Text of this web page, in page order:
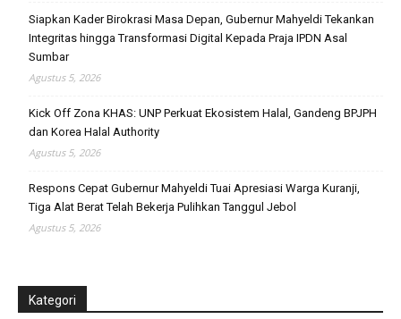
Siapkan Kader Birokrasi Masa Depan, Gubernur Mahyeldi Tekankan
Integritas hingga Transformasi Digital Kepada Praja IPDN Asal
Sumbar
Agustus 5, 2026
Kick Off Zona KHAS: UNP Perkuat Ekosistem Halal, Gandeng BPJPH
dan Korea Halal Authority
Agustus 5, 2026
Respons Cepat Gubernur Mahyeldi Tuai Apresiasi Warga Kuranji,
Tiga Alat Berat Telah Bekerja Pulihkan Tanggul Jebol
Agustus 5, 2026
Kategori